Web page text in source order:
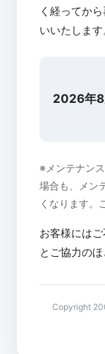
く経ってか
いいたします
2026年
※メンテナン
場合も、メン
くなります。
お客様には
とご協力の
Copyright